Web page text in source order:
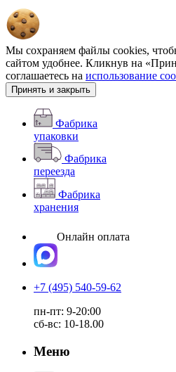
Мы сохраняем файлы cookies,
сайтом удобнее. Кликнув на
соглашаетесь на использование
Принять и закрыть
Фабрика
упаковки
Фабрика
переезда
Фабрика
хранения
Онлайн оплата
+7 (495) 540-59-62
пн-пт: 9-20:00
сб-вс: 10-18.00
Меню